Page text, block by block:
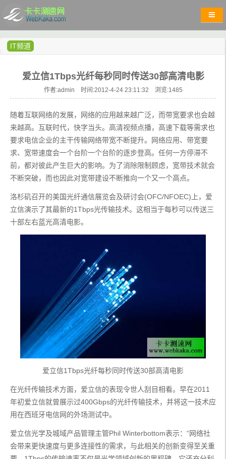
IT频道
爱立信1Tbps光纤每秒同时传送30部高清电影
作者:admin 时间:2012-4-24 23:11:32 浏览:1485
随着互联网络的发展，网络的应用越来越广泛，而带宽要求也会越
来越高。互联时代，快字当头。高清视频点播，高速下载等需求也
要求电信企业的主干传输网络带宽不断提升。网络应用、带宽要
求、宽带速度会一个台阶一个台阶的逐步登高。任何一方停滞不
前，都对彼此产生巨大的影响。为了消除限制顾虑，宽带技术就会
不断突破，而也因此对宽带建设不断推向一个又一个高点。
洛杉矶召开的美国光纤通信展览会及研讨会(OFC/NFOEC)上，爱
立信演示了其最新的1Tbps光传输技术。这相当于每秒可以传送三
十部左右蓝光高清电影。
爱立信1Tbps光纤每秒同时传送30部高清电影
在光纤传输技术方面，爱立信的表现令世人刮目相看。早在2011
年初爱立信就曾展示过400Gbps的光纤传输技术，并将这一技术应
用在西班牙电信网的外场测试中。
爱立信光学及城域产品管理主管Phil Winterbottom表示：“网络社
会带来更快速度与更多连接性的需求，与此相关的创新变得至关重